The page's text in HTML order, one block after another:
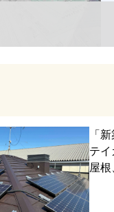
「
テイ
屋